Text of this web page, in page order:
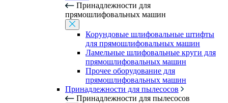
Принадлежности для
прямошлифовальных машин
Корундовые шлифовальные штифты
для прямошлифовальных машин
Ламельные шлифовальные круги для
прямошлифовальных машин
Прочее оборудование для
прямошлифовальных машин
Принадлежности для пылесосов
Принадлежности для пылесосов